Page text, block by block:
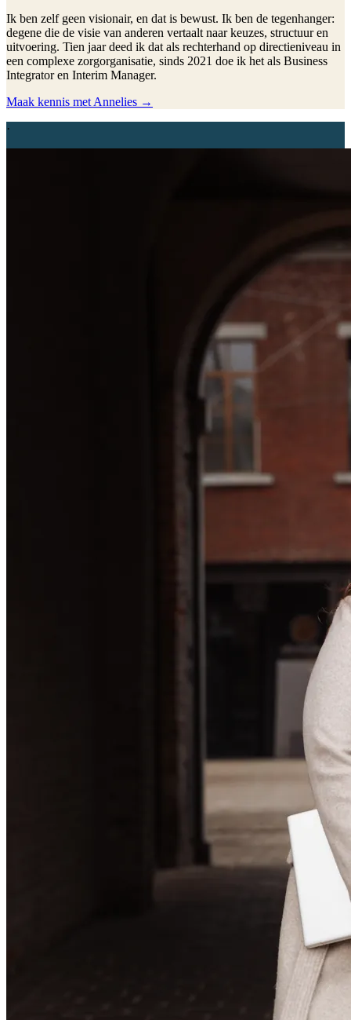
Ik ben zelf geen visionair, en dat is bewust. Ik ben de tegenhanger:
degene die de visie van anderen vertaalt naar keuzes, structuur en
uitvoering. Tien jaar deed ik dat als rechterhand op directieniveau in
een complexe zorgorganisatie, sinds 2021 doe ik het als Business
Integrator en Interim Manager.
Maak kennis met Annelies →
·